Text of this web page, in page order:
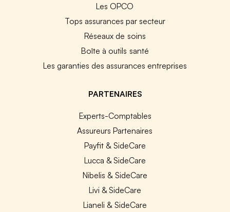
Les OPCO
Tops assurances par secteur
Réseaux de soins
Boîte à outils santé
Les garanties des assurances entreprises
PARTENAIRES
Experts-Comptables
Assureurs Partenaires
Payfit & SideCare
Lucca & SideCare
Nibelis & SideCare
Livi & SideCare
Lianeli & SideCare